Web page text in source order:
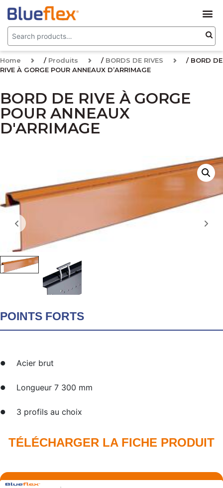
Home / Produits / BORDS DE RIVES
/ BORD DE
RIVE À GORGE POUR ANNEAUX D’ARRIMAGE
BORD DE RIVE À GORGE
POUR ANNEAUX
D'ARRIMAGE
POINTS FORTS
Acier brut
Longueur 7 300 mm
3 profils au choix
TÉLÉCHARGER LA FICHE PRODUIT​